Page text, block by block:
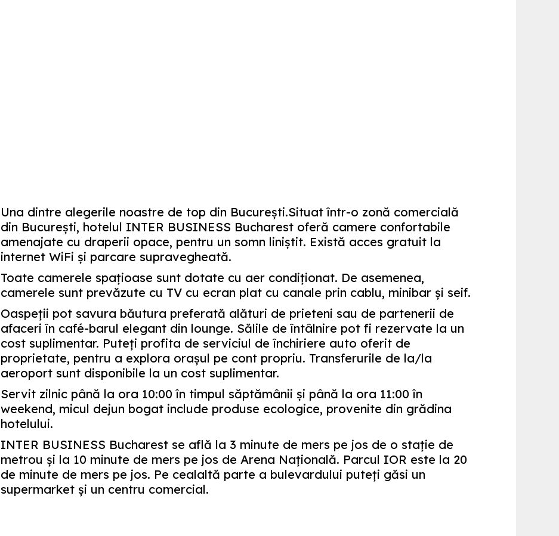
Una dintre alegerile noastre de top din București.Situat într-o zonă comercială
din Bucureşti, hotelul INTER BUSINESS Bucharest oferă camere confortabile
amenajate cu draperii opace, pentru un somn liniştit. Există acces gratuit la
internet WiFi şi parcare supravegheată.
Toate camerele spaţioase sunt dotate cu aer condiţionat. De asemenea,
camerele sunt prevăzute cu TV cu ecran plat cu canale prin cablu, minibar şi seif.
Oaspeţii pot savura băutura preferată alături de prieteni sau de partenerii de
afaceri în café-barul elegant din lounge. Sălile de întâlnire pot fi rezervate la un
cost suplimentar. Puteţi profita de serviciul de închiriere auto oferit de
proprietate, pentru a explora oraşul pe cont propriu. Transferurile de la/la
aeroport sunt disponibile la un cost suplimentar.
Servit zilnic până la ora 10:00 în timpul săptămânii şi până la ora 11:00 în
weekend, micul dejun bogat include produse ecologice, provenite din grădina
hotelului.
INTER BUSINESS Bucharest se află la 3 minute de mers pe jos de o staţie de
metrou şi la 10 minute de mers pe jos de Arena Naţională. Parcul IOR este la 20
de minute de mers pe jos. Pe cealaltă parte a bulevardului puteţi găsi un
supermarket şi un centru comercial.